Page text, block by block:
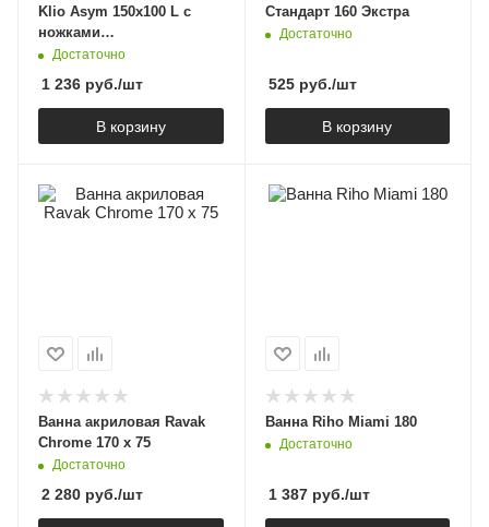
Klio Asym 150x100 L с
ножками
PWAC210ZN000000
Достаточно
1 236 руб./шт
В корзину
Стандарт 160 Экстра
Достаточно
525руб./шт
В корзину
Ванна акриловая Ravak
Chrome 170 x 75
Достаточно
2 280 руб./шт
Ванна Riho Miami 180
Достаточно
1 387руб./шт